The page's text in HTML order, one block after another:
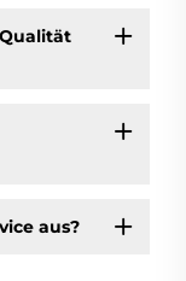
aus?